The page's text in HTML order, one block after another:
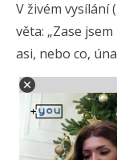
V živém
věta: „Zase
asi, nebo co,